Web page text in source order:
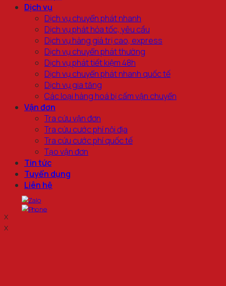
Dịch vụ
Dịch vụ chuyển phát nhanh
Dịch vụ phát hỏa tốc, yêu cầu
Dịch vụ hàng giá trị cao, express
Dịch vụ chuyển phát thường
Dịch vụ phát tiết kiệm 48h
Dịch vụ chuyển phát nhanh quốc tế
Dịch vụ gia tăng
Các loại hàng hoá bị cấm vận chuyển
Vận đơn
Tra cứu vận đơn
Tra cứu cước phí nội địa
Tra cứu cước phí quốc tế
Tạo vận đơn
Tin tức
Tuyển dụng
Liên hệ
x
x